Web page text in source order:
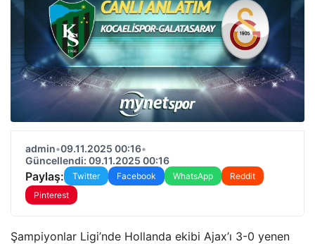
admin•09.11.2025 00:16•
Güncellendi: 09.11.2025 00:16
Paylaş: Twitter Facebook WhatsApp
Reddit
Pinterest
Şampiyonlar Ligi’nde Hollanda ekibi Ajax’ı 3-0 yenen